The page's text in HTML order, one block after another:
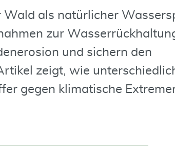
als natürlicher
zur
und sichern den
zeigt, wie
gegen klimatische